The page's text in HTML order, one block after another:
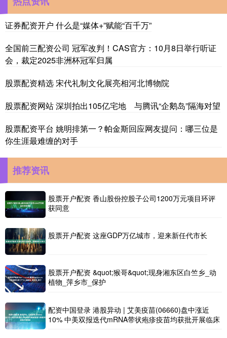
证券配资开户 什么是“媒体+”赋能“百千万”
全国前三配资公司 冠军改判！CAS官方：10月8日举行听证
会，裁定2025非洲杯冠军归属
股票配资精选 宋代礼制文化展亮相河北博物院
股票配资网站 深圳拍出105亿宅地 与腾讯“企鹅岛”隔海对望
股票配资平台 姚明排第一？帕金斯回应网友提问：哪三位是
你生涯最难缠的对手
推荐资讯
股票开户配资 香山股份控股子公司1200万元项目环评
获同意
股票开户配资 这座GDP万亿城市，迎来新任代市长
股票开户配资 &quot;猴哥&quot;现身湘东区白竺乡_动
植物_萍乡市_保护
配资中国登录 港股异动 | 艾美疫苗(06660)盘中涨近
10% 中美双报迭代mRNA带状疱疹疫苗均获批开展临床